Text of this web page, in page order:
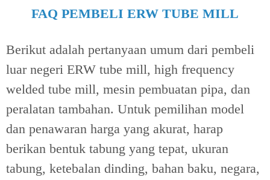
FAQ PEMBELI ERW TUBE MILL
Berikut adalah pertanyaan umum dari pembeli
luar negeri ERW tube mill, high frequency
welded tube mill, mesin pembuatan pipa, dan
peralatan tambahan. Untuk pemilihan model
dan penawaran harga yang akurat, harap
berikan bentuk tabung yang tepat, ukuran
tabung, ketebalan dinding, bahan baku, negara,